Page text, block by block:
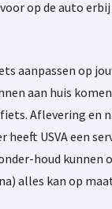
op de auto erbij
aanpassen op
aan huis
fiets. Aflevering en
heeft USVA een
houd kunnen
alles kan op